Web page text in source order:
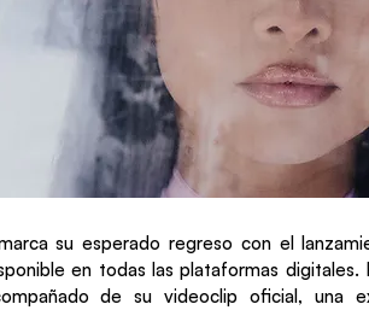
su esperado regreso con el
en todas las plataformas digitales.
de su videoclip oficial, una